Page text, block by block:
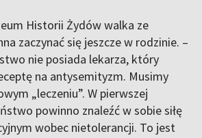
Historii Żydów walka ze
zaczynać się jeszcze w rodzinie. –
nie posiada lekarza, który
na antysemityzm. Musimy
„leczeniu”. W pierwszej
powinno znaleźć w sobie siłę
wobec nietolerancji. To jest